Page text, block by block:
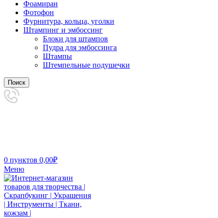
Фоамиран
Фотофон
Фурнитура, кольца, уголки
Штампинг и эмбоссинг
Блоки для штампов
Пудра для эмбоссинга
Штампы
Штемпельные подушечки
Поиск
0 пунктов 0,00₽
Меню